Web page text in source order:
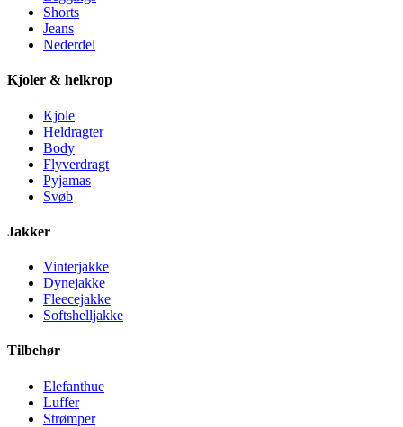
Shorts
Jeans
Nederdel
Kjoler & helkrop
Kjole
Heldragter
Body
Flyverdragt
Pyjamas
Svøb
Jakker
Vinterjakke
Dynejakke
Fleecejakke
Softshelljakke
Tilbehør
Elefanthue
Luffer
Strømper